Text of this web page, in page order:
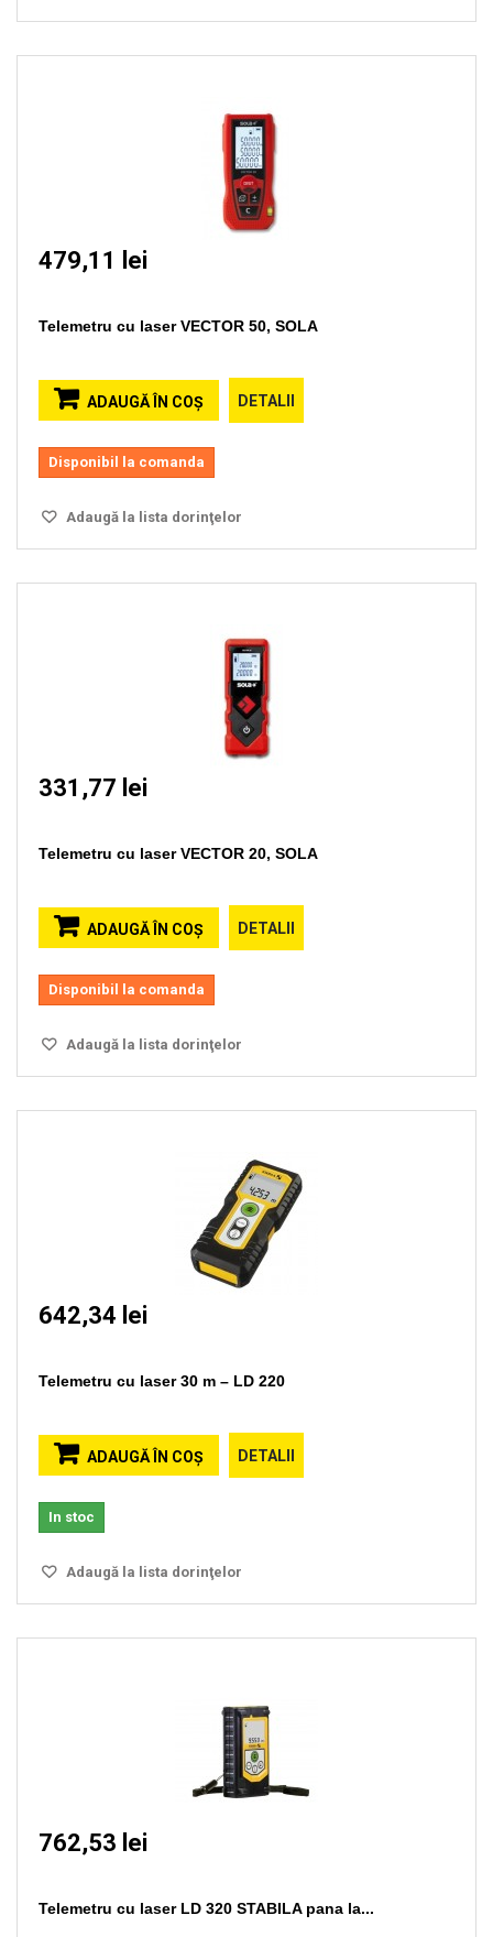
479,11 lei
Telemetru cu laser VECTOR 50, SOLA
ADAUGĂ ÎN COŞ DETALII
Disponibil la comanda
Adaugă la lista dorinţelor
331,77 lei
Telemetru cu laser VECTOR 20, SOLA
ADAUGĂ ÎN COŞ DETALII
Disponibil la comanda
Adaugă la lista dorinţelor
642,34 lei
Telemetru cu laser 30 m – LD 220
ADAUGĂ ÎN COŞ DETALII
In stoc
Adaugă la lista dorinţelor
762,53 lei
Telemetru cu laser LD 320 STABILA pana la...